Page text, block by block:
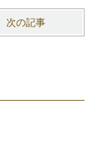
次の記事